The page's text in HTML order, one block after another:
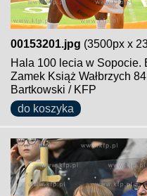
00153201.jpg (3500px x
Hala 100 lecia w Sopocie.
Zamek Książ Wałbrzych
Bartkowski / KFP
do koszyka